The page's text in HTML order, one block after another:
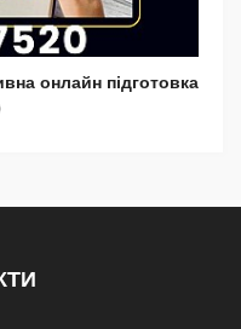
онлайн підготовка